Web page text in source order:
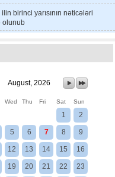
birinci yarısının nəticələri
olunub
August, 2026
Wed Thu Fri Sat Sun
1 2
5 6 7 8 9
12 13 14 15 16
19 20 21 22 23